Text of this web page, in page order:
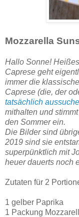
Mozzarella
Hallo Sonne!
Caprese geht
immer die
Caprese (die, der
tatsächlich
mithalten und
den Sommer ein.
Die Bilder sind
2019 sind sie
superpünktlich mit
heuer dauerts noch
Zutaten für 2
1 gelber Paprika
1 Packung